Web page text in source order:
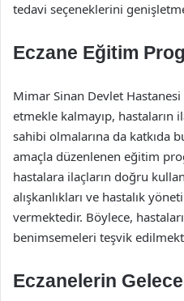
tedavi seçeneklerini
Eczane Eğitim
Mimar Sinan Devlet
etmekle kalmayıp, hastaların
sahibi olmalarına da katkıda
amaçla düzenlenen eğitim
hastalara ilaçların doğru
alışkanlıkları ve hastalık
vermektedir. Böylece,
benimsemeleri teşvik
Eczanelerin